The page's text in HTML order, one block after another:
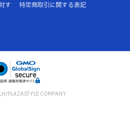
す
特定商取引に関する表記
PLAZASTYLE COMPANY